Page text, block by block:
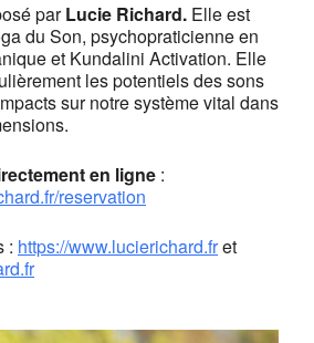
parLucie Richard. Elle est
du Son, psychopraticienne en
et Kundalini Activation. Elle
les potentiels des sons
sur notre système vital dans
en ligne :
reservation
: https://www.lucierichard.fret